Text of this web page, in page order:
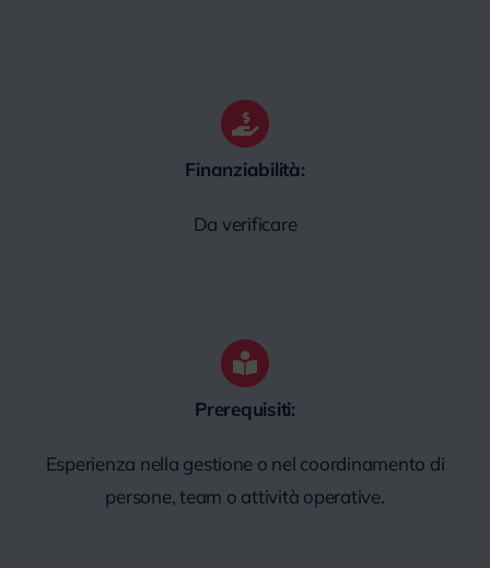
Finanziabilità:
Da verificare
Prerequisiti:
Esperienza nella gestione o nel coordinamento di
persone, team o attività operative.